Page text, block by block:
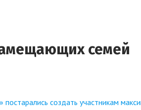
семей
создать участникам